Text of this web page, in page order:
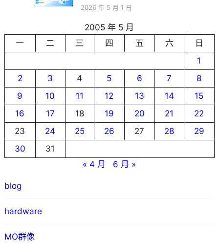
2026 年 5 月 1 日
2005 年 5 月
一
二 三 四 五 六
日
1
2
3 4 5 6 7
8
9
10 11 12 13 14
15
16
17 18 19 20 21
22
23
24 25 26 27 28
29
30
31
« 4 月
6 月 »
blog
hardware
MO群像